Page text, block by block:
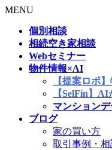
MENU
個別相談
相続空き家相談
Webセミナー
物件情報×AI
【提案ロボ
【SelFin】
マンション
ブログ
家の買い方
取引事例・相